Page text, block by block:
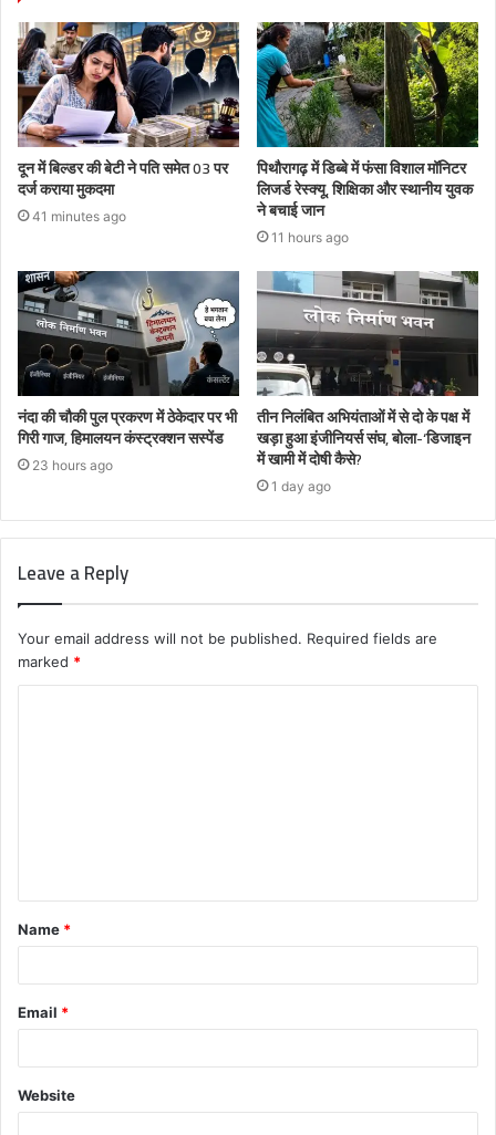
दून में बिल्डर की बेटी ने पति समेत 03 पर
दर्ज कराया मुकदमा
41 minutes ago
पिथौरागढ़ में डिब्बे में फंसा विशाल मॉनिटर
लिजर्ड रेस्क्यू, शिक्षिका और स्थानीय युवक
ने बचाई जान
11 hours ago
नंदा की चौकी पुल प्रकरण में ठेकेदार पर भी
गिरी गाज, हिमालयन कंस्ट्रक्शन सस्पेंड
23 hours ago
तीन निलंबित अभियंताओं में से दो के पक्ष में
खड़ा हुआ इंजीनियर्स संघ, बोला-‘डिजाइन
में खामी में दोषी कैसे?
1 day ago
Leave a Reply
Your email address will not be published. Required fields are
marked *
t
*
Name *
Email *
Website